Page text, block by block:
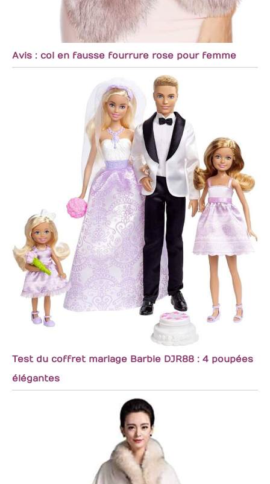
Avis : col en fausse fourrure rose pour femme
Test du coffret mariage Barbie DJR88 : 4 poupées
élégantes